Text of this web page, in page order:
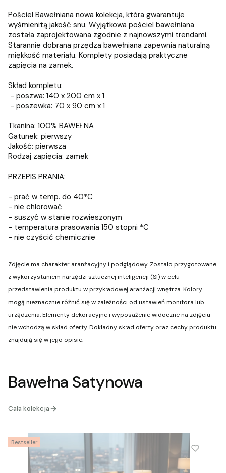
Pościel Bawełniana nowa kolekcja, która gwarantuje
wyśmienitą jakość snu. Wyjątkowa pościel bawełniana
została zaprojektowana zgodnie z najnowszymi trendami.
Starannie dobrana przędza bawełniana zapewnia naturalną
miękkość materiału. Komplety posiadają praktyczne
zapięcia na zamek.
Skład kompletu:
- poszwa: 140 x 200 cm x 1
- poszewka: 70 x 90 cm x 1
Tkanina: 100% BAWEŁNA
Gatunek: pierwszy
Jakość: pierwsza
Rodzaj zapięcia: zamek
PRZEPIS PRANIA:
- prać w temp. do 40*C
- nie chlorować
- suszyć w stanie rozwieszonym
- temperatura prasowania 150 stopni *C
- nie czyścić chemicznie
Zdjęcie ma charakter aranżacyjny i podglądowy. Zostało przygotowane
z wykorzystaniem narzędzi sztucznej inteligencji (SI) w celu
przedstawienia produktu w przykładowej aranżacji wnętrza. Kolory
mogą nieznacznie różnić się w zależności od ustawień monitora lub
urządzenia. Elementy dekoracyjne i wyposażenie widoczne na zdjęciu
nie wchodzą w skład oferty. Dokładny skład oferty oraz cechy produktu
znajdują się w jego opisie.
Bawełna Satynowa
Cała kolekcja
Bestseller